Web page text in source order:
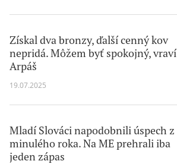
Získal dva bronzy, ďalší cenný kov
nepridá. Môžem byť spokojný, vraví
Arpáš
19.07.2025
Mladí Slováci napodobnili úspech z
minulého roka. Na ME prehrali iba
jeden zápas